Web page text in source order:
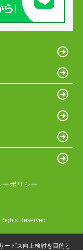
ーポリシー
Reserved.
ービス向上検討を目的と